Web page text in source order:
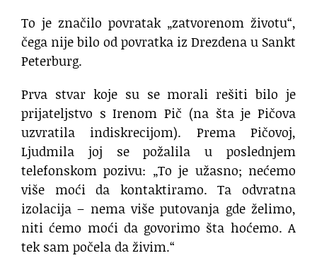
To je značilo povratak „zatvorenom životu“,
čega nije bilo od povratka iz Drezdena u Sankt
Peterburg.
Prva stvar koje su se morali rešiti bilo je
prijateljstvo s Irenom Pič (na šta je Pičova
uzvratila indiskrecijom). Prema Pičovoj,
Ljudmila joj se požalila u poslednjem
telefonskom pozivu: „To je užasno; nećemo
više moći da kontaktiramo. Ta odvratna
izolacija – nema više putovanja gde želimo,
niti ćemo moći da govorimo šta hoćemo. A
tek sam počela da živim.“